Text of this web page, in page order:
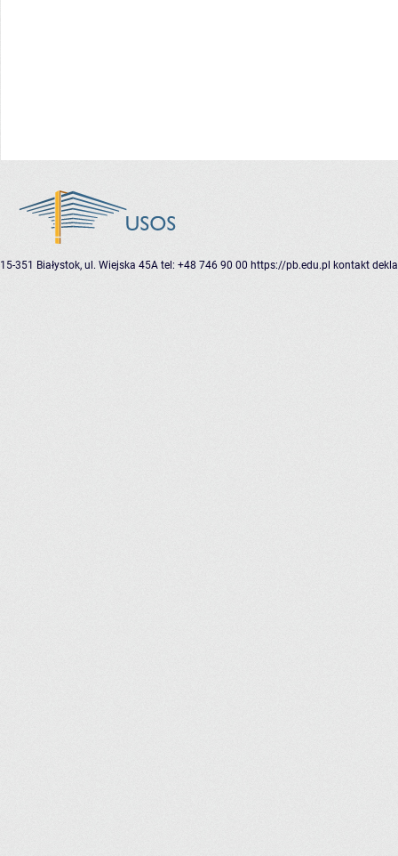
15-351 Białystok, ul. Wiejska 45A tel: +48 746 90 00 https://pb.edu.pl kontakt